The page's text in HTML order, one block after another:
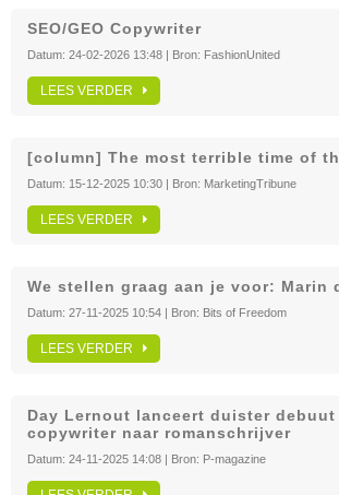
SEO/GEO Copywriter
Datum: 24-02-2026 13:48 | Bron: FashionUnited
LEES VERDER
[column] The most terrible time of
Datum: 15-12-2025 10:30 | Bron: MarketingTribune
LEES VERDER
We stellen graag aan je voor: Marin
Datum: 27-11-2025 10:54 | Bron: Bits of Freedom
LEES VERDER
Day Lernout lanceert duister
copywriter naar romanschrijver
Datum: 24-11-2025 14:08 | Bron: P-magazine